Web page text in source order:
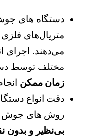
دستگاه‌ های جوش
متریال‌های فلزی
می‌دهند. اجرای
مختلف توسط
زمان ممکن
دقت انواع
روش ‌های جوش
بی‌نظیر و بدون